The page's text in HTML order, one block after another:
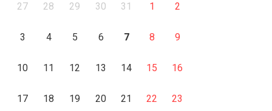
27 28 29 30 31 1 2
3 4 5 6 7 8 9
10 11 12 13 14 15 16
17 18 19 20 21 22 23